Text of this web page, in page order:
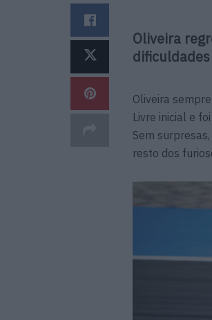
Oliveira
dificuldades
Oliveira
Livre inicial e
Sem
resto dos